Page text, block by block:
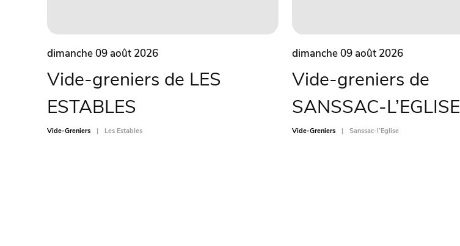
dimanche 09 août 2026
Vide-greniers de LES
ESTABLES
Vide-Greniers Les Estables
dimanche 09 août 2026
Vide-greniers de
SANSSAC-L’EGLISE
Vide-Greniers Sanssac-l’Eglise